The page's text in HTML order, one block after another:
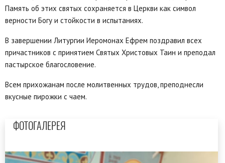
Память об этих святых сохраняется в Церкви как символ
верности Богу и стойкости в испытаниях.
В завершении Литургии Иеромонах Ефрем поздравил всех
причастников с принятием Святых Христовых Таин и преподал
пастырское благословение.
Всем прихожанам после молитвенных трудов, преподнесли
вкусные пирожки с чаем.
ФОТОГАЛЕРЕЯ